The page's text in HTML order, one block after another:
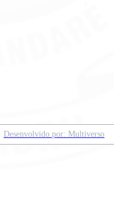
Desenvolvido por: Multiverso